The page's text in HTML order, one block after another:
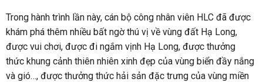
Trong hành trình lần này, cán bộ công nhân viên HLC đã được
khám phá thêm nhiều bất ngờ thú vị về vùng đất Hạ Long,
được vui chơi, được đi ngắm vịnh Hạ Long, được thưởng
thức khung cảnh thiên nhiên xinh đẹp của vùng biển đầy nắng
và gió…, được thưởng thức hải sản đặc trưng của vùng miền